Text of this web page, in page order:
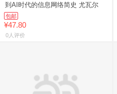
到AI时代的信息网络简史 尤瓦尔
包邮
¥47.80
0人评价